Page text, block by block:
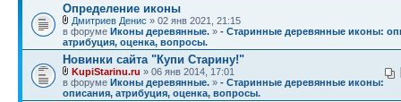
Определение иконы
Дмитриев Денис » 02 янв 2021, 21:15
в форуме Иконы деревянные. » - Старинные деревянные иконы:
атрибуция, оценка, вопросы.
Новинки сайта "Купи Старину!"
KupiStarinu.ru » 06 янв 2014, 17:01
в форуме Иконы деревянные. » - Старинные деревянные иконы:
описания, атрибуция, оценка, вопросы.